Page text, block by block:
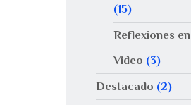
(15)
Reflexiones en
Video (3)
Destacado (2)